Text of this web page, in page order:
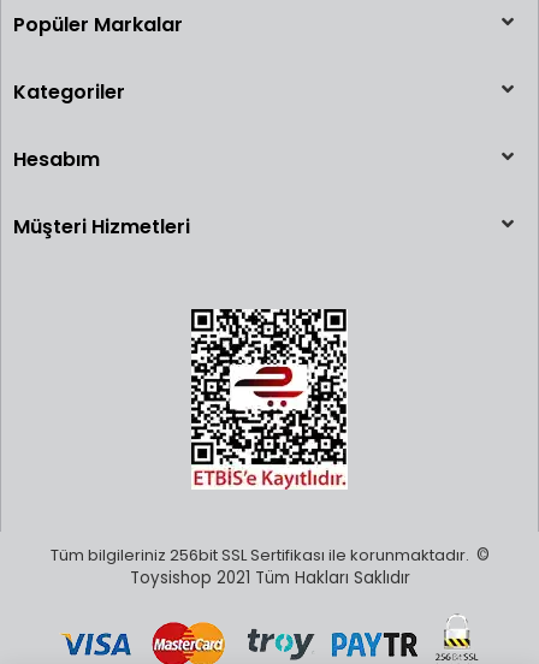
Popüler Markalar
Kategoriler
Hesabım
Müşteri Hizmetleri
Tüm bilgileriniz 256bit SSL Sertifikası ile korunmaktadır. ©
Toysishop 2021 Tüm Hakları Saklıdır